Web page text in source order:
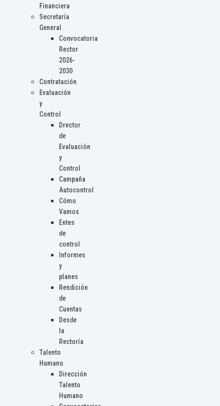
Financiera
Secretaría
General
Convocatoria
Rector
2026-
2030
Contratación
Evaluación
y
Control
Drector
de
Evaluación
y
Control
Campaña
Autocontrol
Cómo
Vamos
Entes
de
control
Informes
y
planes
Rendición
de
Cuentas
Desde
la
Rectoría
Talento
Humano
Dirección
Talento
Humano